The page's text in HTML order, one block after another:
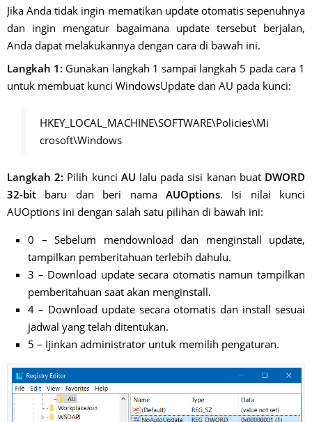
Jika Anda tidak ingin mematikan update otomatis sepenuhnya
dan ingin mengatur bagaimana update tersebut berjalan,
Anda dapat melakukannya dengan cara di bawah ini.
Langkah 1: Gunakan langkah 1 sampai langkah 5 pada cara 1
untuk membuat kunci WindowsUpdate dan AU pada kunci:
HKEY_LOCAL_MACHINE\SOFTWARE\Policies\Mi
crosoft\Windows
Langkah 2: Pilih kunci AU lalu pada sisi kanan buat DWORD
32-bit baru dan beri nama AUOptions. Isi nilai kunci
AUOptions ini dengan salah satu pilihan di bawah ini:
0 – Sebelum mendownload dan menginstall update,
tampilkan pemberitahuan terlebih dahulu.
3 – Download update secara otomatis namun tampilkan
pemberitahuan saat akan menginstall.
4 – Download update secara otomatis dan install sesuai
jadwal yang telah ditentukan.
5 – Ijinkan administrator untuk memilih pengaturan.